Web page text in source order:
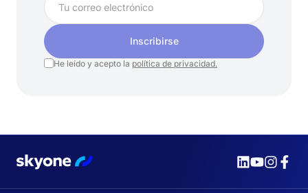
Inscribirse
He leído y acepto la política de privacidad.